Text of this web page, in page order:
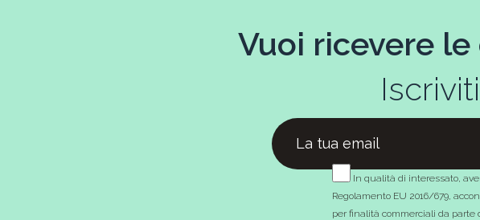
Vuoi ricevere
In qualità di interessato,
Regolamento EU 2016/679,
per finalità commerciali da